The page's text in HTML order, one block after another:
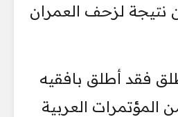
لزحف العمران
فقد أطلق بافقيه
المؤتمرات العربية